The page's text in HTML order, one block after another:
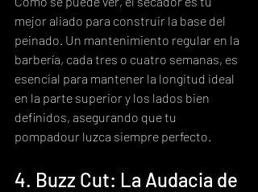
mejor aliado para construir la base del
peinado. Un mantenimiento regular en la
barbería, cada tres o cuatro semanas, es
esencial para mantener la longitud ideal
en la parte superior y los lados bien
definidos, asegurando que tu
pompadour luzca siempre perfecto.
4. Buzz Cut: La Audacia de